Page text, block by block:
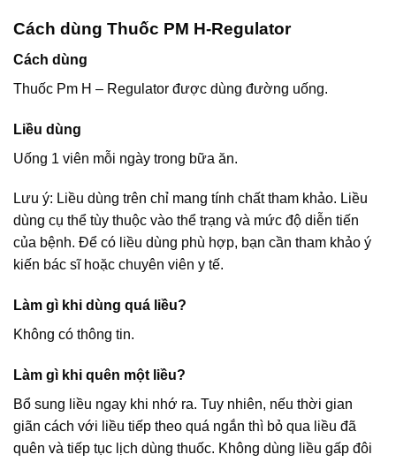
Cách dùng Thuốc PM H-Regulator
Cách dùng
Thuốc Pm H – Regulator được dùng đường uống.
Liều dùng
Uống 1 viên mỗi ngày trong bữa ăn.
Lưu ý: Liều dùng trên chỉ mang tính chất tham khảo. Liều
dùng cụ thể tùy thuộc vào thể trạng và mức độ diễn tiến
của bệnh. Để có liều dùng phù hợp, bạn cần tham khảo ý
kiến bác sĩ hoặc chuyên viên y tế.
Làm gì khi dùng quá liều?
Không có thông tin.
Làm gì khi quên một liều?
Bổ sung liều ngay khi nhớ ra. Tuy nhiên, nếu thời gian
giãn cách với liều tiếp theo quá ngắn thì bỏ qua liều đã
quên và tiếp tục lịch dùng thuốc. Không dùng liều gấp đôi